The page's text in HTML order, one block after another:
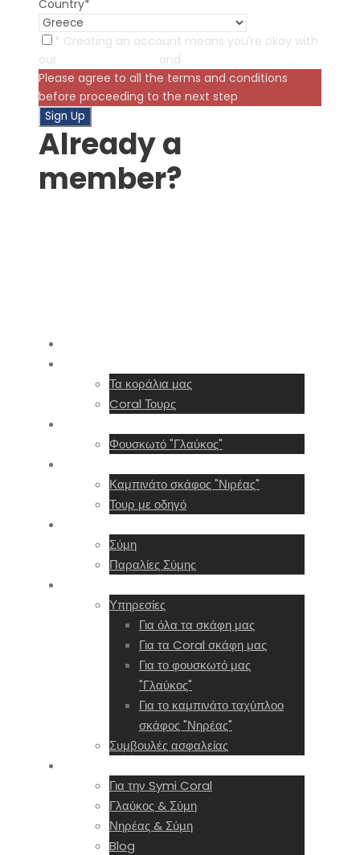
Country*
* Creating an account means you're okay with
our
and
.
Please agree to all the terms and conditions
before proceeding to the next step
Already a
member?
Τα κοράλια μας
Coral Τουρς
Φουσκωτό "Γλαύκος"
Καμπινάτο σκάφος "Νιρέας"
Τουρ με οδηγό
Σύμη
Παραλίες Σύμης
Υπηρεσίες
Για όλα τα σκάφη μας
Για τα Coral σκάφη μας
Για το φουσκωτό μας
"Γλαύκος"
Για το καμπινάτο ταχύπλοο
σκάφος "Νηρέας"
Συμβουλές ασφαλείας
Για την Symi Coral
Γλαύκος & Σύμη
Νηρέας & Σύμη
Blog